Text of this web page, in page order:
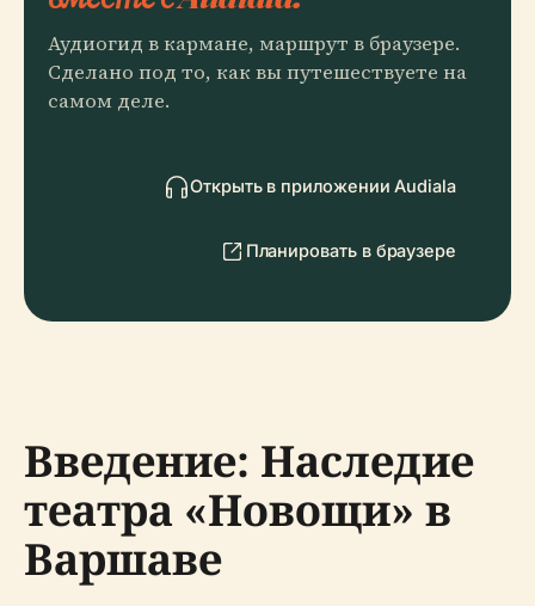
Аудиогид в кармане, маршрут в браузере.
Сделано под то, как вы путешествуете на
самом деле.
Открыть в приложении Audiala
Планировать в браузере
Введение: Наследие
театра «Новощи» в
Варшаве